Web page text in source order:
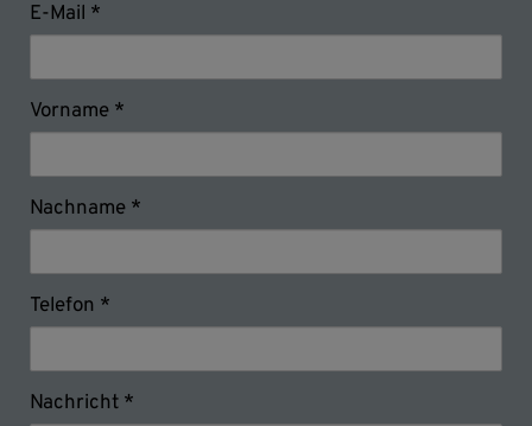
E-Mail
Vorname
Nachname
Telefon
Nachricht